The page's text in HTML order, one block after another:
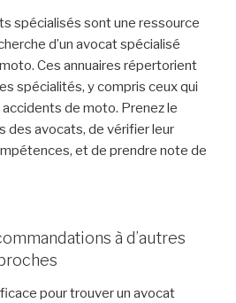
spécialisés sont une ressource
d’un avocat spécialisé
Ces annuaires répertorient
spécialités, y compris ceux qui
de moto. Prenez le
des avocats, de vérifier leur
et de prendre note de
à d’autres
pour trouver un avocat